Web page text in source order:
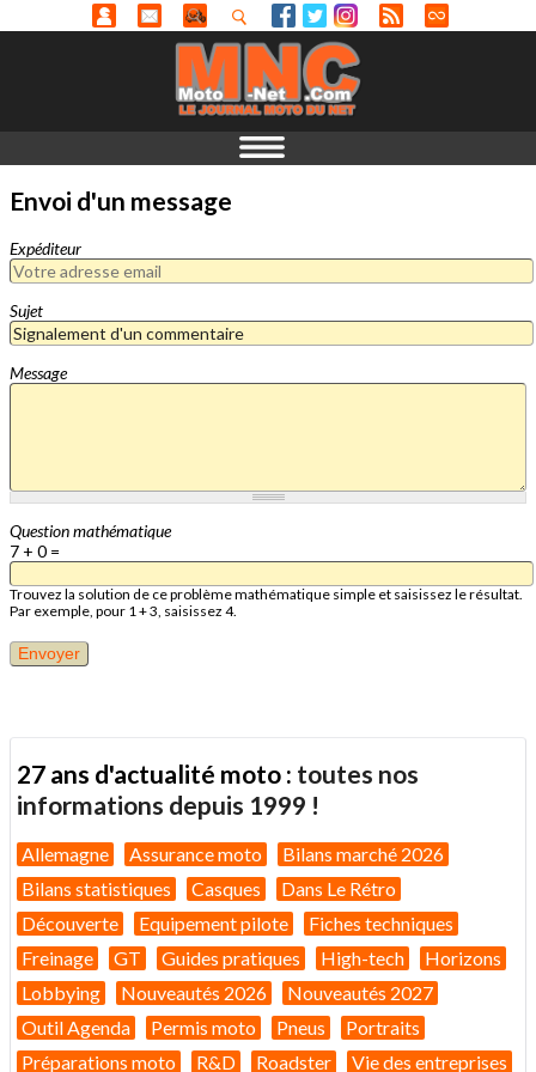
Envoi d'un message
Expéditeur
Sujet
Message
Question mathématique
7 + 0 =
Trouvez la solution de ce problème mathématique simple et saisissez le résultat.
Par exemple, pour 1 + 3, saisissez 4.
27 ans d'actualité moto : toutes nos
informations depuis 1999 !
Allemagne Assurance moto
Bilans marché 2026
Bilans statistiques
Casques
Dans Le Rétro
Découverte
Equipement pilote
Fiches techniques
Freinage
GT Guides pratiques High-tech
Horizons
Lobbying
Nouveautés 2026
Nouveautés 2027
Outil Agenda
Permis moto Pneus
Portraits
Préparations moto
R&D Roadster Vie des entreprises